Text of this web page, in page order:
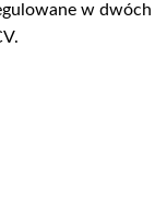
w